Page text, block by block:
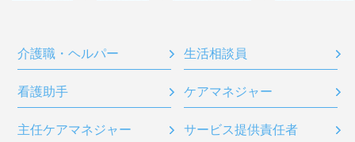
介護職・ヘルパー 生活相談員
看護助手 ケアマネジャー
主任ケアマネジャー サービス提供責任者